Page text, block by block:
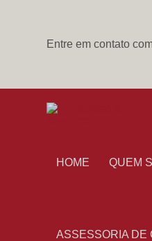
Entre em contato
HOME QUEM
ASSESSORIA